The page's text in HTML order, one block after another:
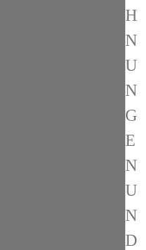
H
N
U
N
G
E
N
U
N
D